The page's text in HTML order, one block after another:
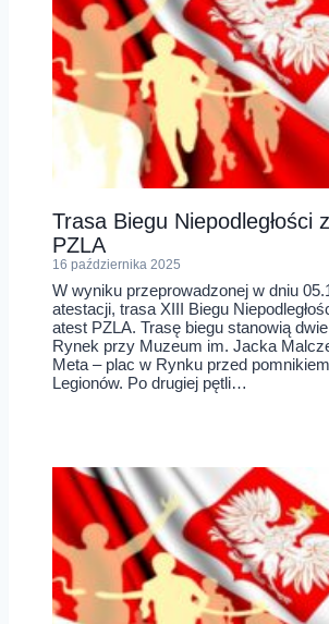
Trasa Biegu Niepodległości
PZLA
16 października 2025
W wyniku przeprowadzonej w dniu
atestacji, trasa XIII Biegu
atest PZLA. Trasę biegu stanowią
Rynek przy Muzeum im. Jacka
Meta – plac w Rynku przed
Legionów. Po drugiej pętli…